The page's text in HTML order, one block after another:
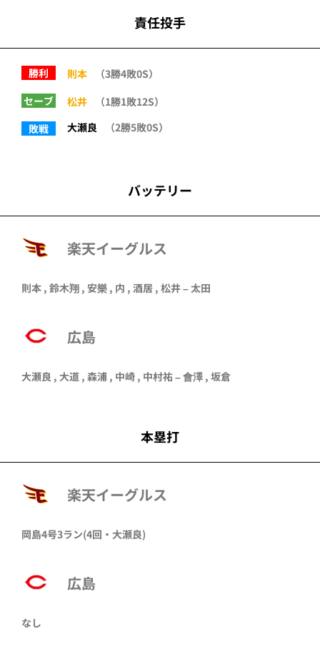
責任投手
勝利 則本
（3勝4敗0S）
セーブ
松井
（1勝1敗12S）
敗戦
大瀬良 （2勝5敗0S）
バッテリー
楽天イーグルス
則本 , 鈴木翔 , 安樂 , 内 , 酒居 , 松井–太田
広島
大瀬良 , 大道 , 森浦 , 中崎 , 中村祐 – 會澤 , 坂倉
本塁打
楽天イーグルス
岡島4号3ラン(4回・ 大瀬良)
広島
なし